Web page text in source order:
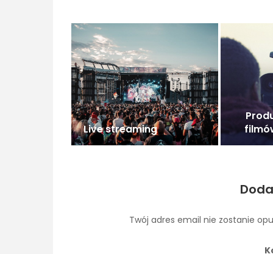
Live streaming
Twój adres email nie zostanie